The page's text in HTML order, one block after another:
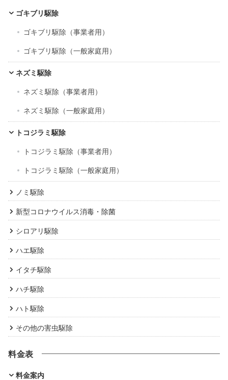
ブ ゴキブリ駆除
ゴキブリ駆除（事業者用）
ゴキブリ駆除（一般家庭用）
ネズミ駆除
ネズミ駆除（事業者用）
ネズミ駆除（一般家庭用）
トコジラミ駆除
トコジラミ駆除（事業者用）
トコジラミ駆除（一般家庭用）
ノミ駆除
新型コロナウイルス消毒・除菌
シロアリ駆除
ハエ駆除
イタチ駆除
ハチ駆除
ハト駆除
その他の害虫駆除
料金表
料金案内